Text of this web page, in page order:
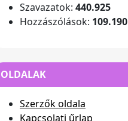
Szavazatok: 440.925
Hozzászólások: 109.190
OLDALAK
Szerzők oldala
Kapcsolati űrlap